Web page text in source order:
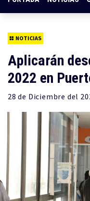
NOTICIAS
Aplicarán
2022 en
28 de Diciembre del